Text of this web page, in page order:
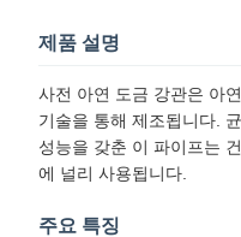
제품 설명
사전 아연 도금 강관은 아
기술을 통해 제조됩니다.
성능을 갖춘 이 파이프는
에 널리 사용됩니다.
주요 특징